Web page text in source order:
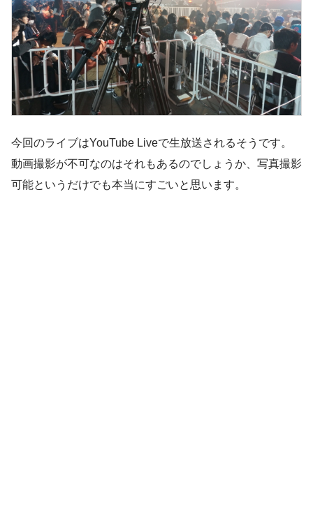
今回のライブはYouTube Liveで生放送されるそうです。
動画撮影が不可なのはそれもあるのでしょうか、写真撮影
可能というだけでも本当にすごいと思います。